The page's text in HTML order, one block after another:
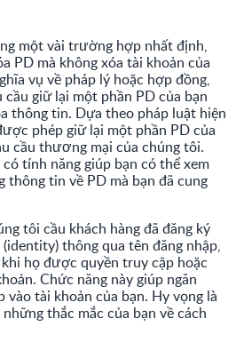
một vài trường hợp nhất định,
PD mà không xóa tài khoản của
vụ về pháp lý hoặc hợp đồng,
giữ lại một phần PD của bạn
thông tin. Dựa theo pháp luật hiện
phép giữ lại một phần PD của
cầu thương mại của chúng tôi.
tính năng giúp bạn có thể xem
thông tin về PD mà bạn đã cung
tôi cầu khách hàng đã đăng ký
thông qua tên đăng nhập,
họ được quyền truy cập hoặc
Chức năng này giúp ngăn
tài khoản của bạn. Hy vọng là
thắc mắc của bạn về cách